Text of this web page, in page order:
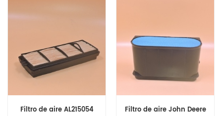
MIUM,6930PREMIUM,7530PRE
MIUM.
Filtro de aire AL215054
Filtro de aire John Deere